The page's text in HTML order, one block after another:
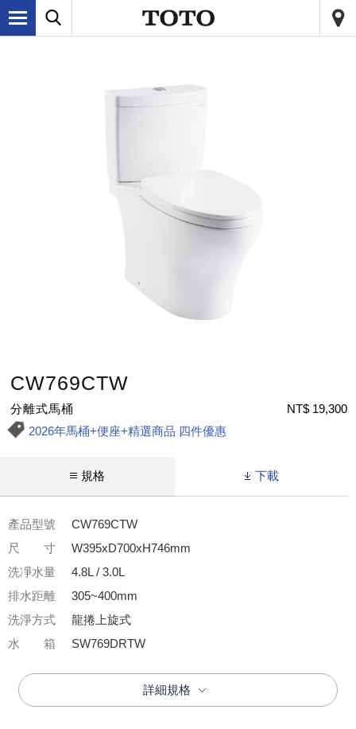
CW769CTW
分離式馬桶
NT$ 19,300
2026年馬桶+便座+精選商品 四件優惠
規格 下載
產品型號
CW769CTW
尺 寸
W395xD700xH746mm
洗凈水量
4.8L / 3.0L
排水距離
305~400mm
洗淨方式
龍捲上旋式
水 箱
SW769DRTW
詳細規格